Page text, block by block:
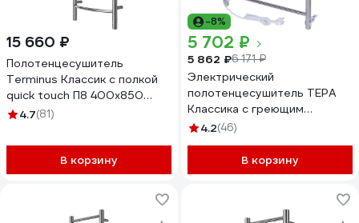
15 660 ₽
Полотенцесушитель
Terminus Классик с полкой
quick touch П8 400x850
4670078531407
4.7(81)
В корзину
-8%
5 702 ₽
5 862 ₽6 171 ₽
Электрический
полотенцесушитель ТЕРА
Классика с греющим
кабелем 400x600 ПСН-09-
4.2(46)
В корзину